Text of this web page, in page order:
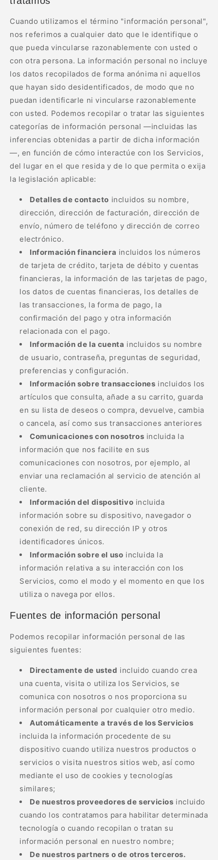
Cuando utilizamos el término "información personal",
nos referimos a cualquier dato que le identifique o
que pueda vincularse razonablemente con usted o
con otra persona. La información personal no incluye
los datos recopilados de forma anónima ni aquellos
que hayan sido desidentificados, de modo que no
puedan identificarle ni vincularse razonablemente
con usted. Podemos recopilar o tratar las siguientes
categorías de información personal —incluidas las
inferencias obtenidas a partir de dicha información
—, en función de cómo interactúe con los Servicios,
del lugar en el que resida y de lo que permita o exija
la legislación aplicable:
Detalles de contacto incluidos su nombre,
dirección, dirección de facturación, dirección de
envío, número de teléfono y dirección de correo
electrónico.
Información financiera incluidos los números
de tarjeta de crédito, tarjeta de débito y cuentas
financieras, la información de las tarjetas de pago,
los datos de cuentas financieras, los detalles de
las transacciones, la forma de pago, la
confirmación del pago y otra información
relacionada con el pago.
Información de la cuenta incluidos su nombre
de usuario, contraseña, preguntas de seguridad,
preferencias y configuración.
Información sobre transacciones incluidos los
artículos que consulta, añade a su carrito, guarda
en su lista de deseos o compra, devuelve, cambia
o cancela, así como sus transacciones anteriores
Comunicaciones con nosotros incluida la
información que nos facilite en sus
comunicaciones con nosotros, por ejemplo, al
enviar una reclamación al servicio de atención al
cliente.
Información del dispositivo incluida
información sobre su dispositivo, navegador o
conexión de red, su dirección IP y otros
identificadores únicos.
Información sobre el uso incluida la
información relativa a su interacción con los
Servicios, como el modo y el momento en que los
utiliza o navega por ellos.
Fuentes de información personal
Podemos recopilar información personal de las
siguientes fuentes:
Directamente de usted incluido cuando crea
una cuenta, visita o utiliza los Servicios, se
comunica con nosotros o nos proporciona su
información personal por cualquier otro medio.
Automáticamente a través de los Servicios
incluida la información procedente de su
dispositivo cuando utiliza nuestros productos o
servicios o visita nuestros sitios web, así como
mediante el uso de cookies y tecnologías
similares;
De nuestros proveedores de servicios incluido
cuando los contratamos para habilitar determinada
tecnología o cuando recopilan o tratan su
información personal en nuestro nombre;
De nuestros partners o de otros terceros.